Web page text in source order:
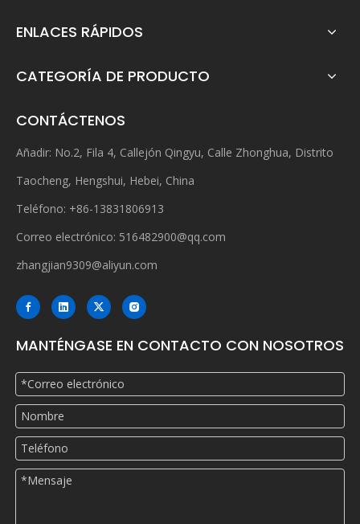
ENLACES RÁPIDOS
CATEGORÍA DE PRODUCTO
CONTÁCTENOS
Añadir: No.2, Fila 4, Callejón Qingyu, Calle Zhonghua, Distrito
Taocheng, Hengshui, Hebei, China
Teléfono: +86-13831806913
Correo electrónico: 516482900@qq.com
zhangjian9309@aliyun.com
MANTÉNGASE EN CONTACTO CON NOSOTROS